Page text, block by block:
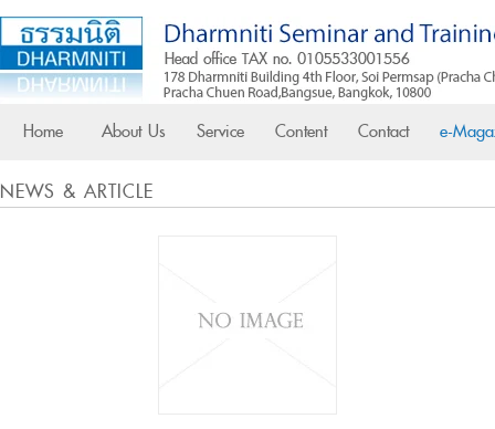
Home About Us Service Content Contact e-
NEWS & ARTICLE